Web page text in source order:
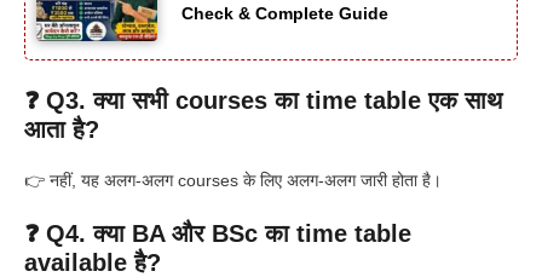
Check & Complete Guide
❓ Q3. क्या सभी courses का time table एक साथ
आता है?
👉 नहीं, यह अलग-अलग courses के लिए अलग-अलग जारी होता है।
❓ Q4. क्या BA और BSc का time table
available है?